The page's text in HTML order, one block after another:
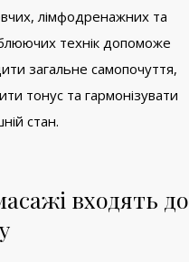
лімфодренажних та
технік допоможе
загальне самопочуття,
тонус та гармонізувати
стан.
входять до